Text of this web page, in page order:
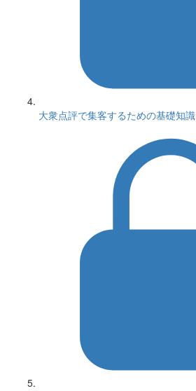
大衆点評で集客するための基礎知識